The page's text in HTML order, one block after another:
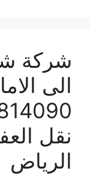
شركة
الى
نقل
الرياض